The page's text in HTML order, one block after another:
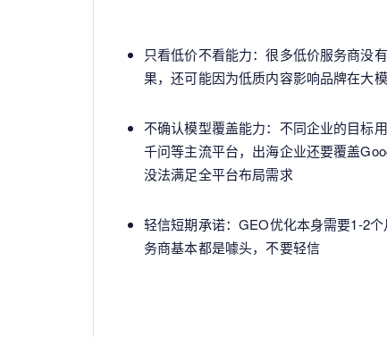
只看低价不看能力：很多低价服务商没
果，还可能因为低质内容影响品牌在大
不确认模型覆盖能力：不同企业的目标
千问等主流平台，出海企业还要覆盖
没法满足全平台布局需求
轻信短期承诺：GEO优化本身需要1-2
务商基本都是噱头，不要轻信